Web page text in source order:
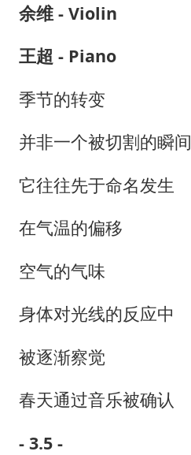
余维 - Violin
王超 - Piano
季节的转变
并非一个被切割的瞬间
它往往先于命名发生
在气温的偏移
空气的气味
身体对光线的反应中
被逐渐察觉
春天通过音乐被确认
- 3.5 -